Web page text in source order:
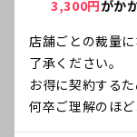
3,300円がか
店舗ごとの裁量
了承ください。
お得に契約する
何卒ご理解のほど